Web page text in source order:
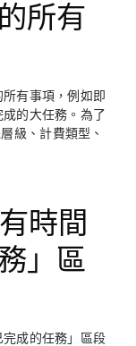
所有
有事項，例如即
的大任務。為了
級、計費類型、
時間
」區
成的任務」區段